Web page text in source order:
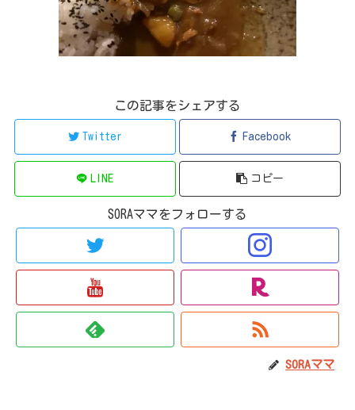
この記事をシェアする
Twitter Facebook
LINE コピー
SORAママをフォローする
SORAママ